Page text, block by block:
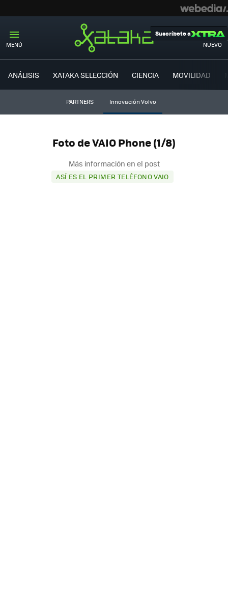
MENÚ NUEVO
Suscríbete a
ANÁLISIS XATAKA SELECCIÓN CIENCIA MOVILIDAD
PARTNERS Innovación Volvo
Foto de VAIO Phone (1/8)
Más información en el post
ASÍ ES EL PRIMER TELÉFONO VAIO